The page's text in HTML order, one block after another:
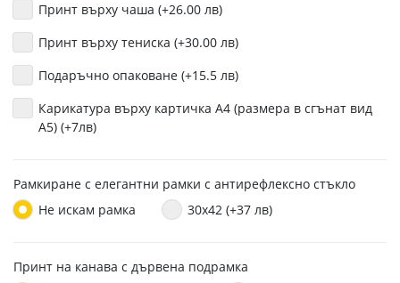
Принт върху чаша (+26.00 лв)
Принт върху тениска (+30.00 лв)
Подаръчно опаковане (+15.5 лв)
Карикатура върху картичка А4 (размера в сгънат вид
A5) (+7лв)
Рамкиране с елегантни рамки с антирефлексно стъкло
Не искам рамка
30x42 (+37 лв)
Принт на канава с дървена подрамка